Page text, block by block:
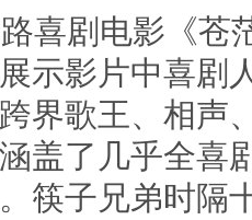
喜剧电影《苍
示影片中喜剧
界歌王、相声
盖了几乎全喜
筷子兄弟时隔